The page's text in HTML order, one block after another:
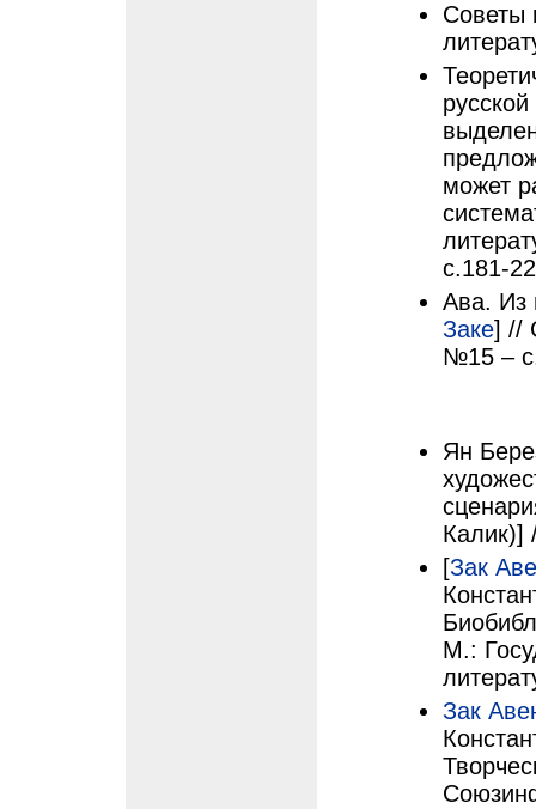
Советы
может
с.181-
Ава. Из
Заке] //
№15 –
Ян
Калик)]
[Зак
М.:
Зак